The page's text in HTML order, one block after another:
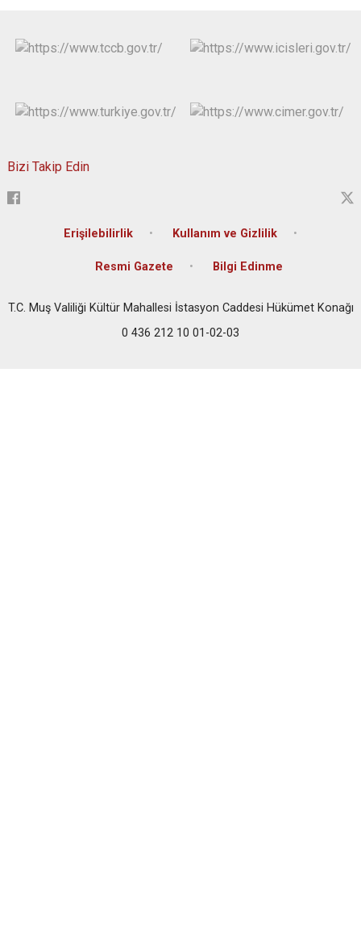
Bizi Takip Edin
Erişilebilirlik Kullanım ve Gizlilik
Resmi Gazete Bilgi Edinme
T.C. Muş Valiliği Kültür Mahallesi İstasyon Caddesi Hükümet Konağı
0 436 212 10 01-02-03